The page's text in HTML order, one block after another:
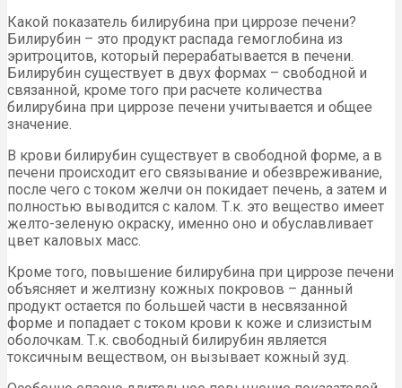
Какой показатель билирубина при циррозе печени?
Билирубин – это продукт распада гемоглобина из
эритроцитов, который перерабатывается в печени.
Билирубин существует в двух формах – свободной и
связанной, кроме того при расчете количества
билирубина при циррозе печени учитывается и общее
значение.
В крови билирубин существует в свободной форме, а в
печени происходит его связывание и обезвреживание,
после чего с током желчи он покидает печень, а затем и
полностью выводится с калом. Т.к. это вещество имеет
желто-зеленую окраску, именно оно и обуславливает
цвет каловых масс.
Кроме того, повышение билирубина при циррозе печени
объясняет и желтизну кожных покровов – данный
продукт остается по большей части в несвязанной
форме и попадает с током крови к коже и слизистым
оболочкам. Т.к. свободный билирубин является
токсичным веществом, он вызывает кожный зуд.